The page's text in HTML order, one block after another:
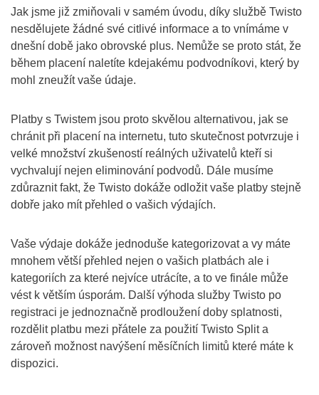
Jak jsme již zmiňovali v samém úvodu, díky službě Twisto
nesdělujete žádné své citlivé informace a to vnímáme v
dnešní době jako obrovské plus. Nemůže se proto stát, že
během placení naletíte kdejakému podvodníkovi, který by
mohl zneužít vaše údaje.
Platby s Twistem jsou proto skvělou alternativou, jak se
chránit při placení na internetu, tuto skutečnost potvrzuje i
velké množství zkušeností reálných uživatelů kteří si
vychvalují nejen eliminování podvodů. Dále musíme
zdůraznit fakt, že Twisto dokáže odložit vaše platby stejně
dobře jako mít přehled o vašich výdajích.
Vaše výdaje dokáže jednoduše kategorizovat a vy máte
mnohem větší přehled nejen o vašich platbách ale i
kategoriích za které nejvíce utrácíte, a to ve finále může
vést k větším úsporám. Další výhoda služby Twisto po
registraci je jednoznačně prodloužení doby splatnosti,
rozdělit platbu mezi přátele za použití Twisto Split a
zároveň možnost navýšení měsíčních limitů které máte k
dispozici.